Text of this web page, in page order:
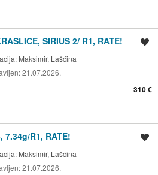
SIRIUS 2/ R1, RATE!
Maksimir, Lašćina
21.07.2026.
310 €
7.34g/R1, RATE!
Maksimir, Lašćina
21.07.2026.